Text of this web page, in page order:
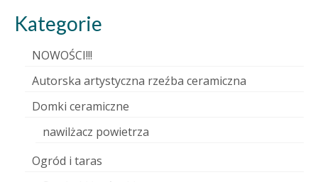
Kategorie
NOWOŚCI!!!
Autorska artystyczna rzeźba ceramiczna
Domki ceramiczne
nawilżacz powietrza
Ogród i taras